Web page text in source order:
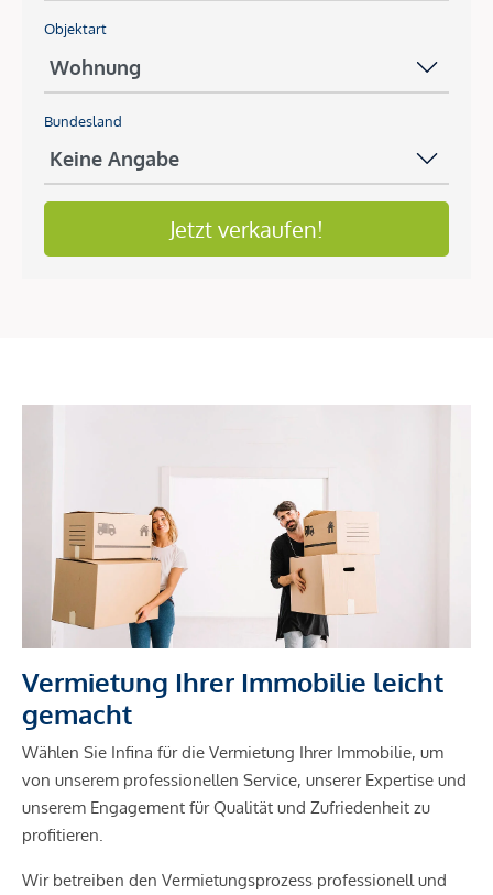
Objektart
Bundesland
Jetzt verkaufen!
Vermietung Ihrer Immobilie leicht
gemacht
Wählen Sie Infina für die Vermietung Ihrer Immobilie, um
von unserem professionellen Service, unserer Expertise und
unserem Engagement für Qualität und Zufriedenheit zu
profitieren.
Wir betreiben den Vermietungsprozess professionell und